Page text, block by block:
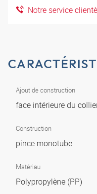
Notre service
Ajout de construction
face intérieure du
Construction
pince monotube
Matériau
Polypropylène (PP)